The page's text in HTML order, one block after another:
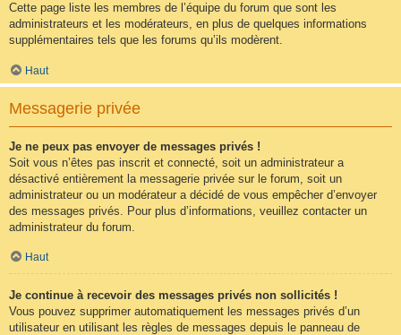
Cette page liste les membres de l’équipe du forum que sont les
administrateurs et les modérateurs, en plus de quelques informations
supplémentaires tels que les forums qu’ils modèrent.
Haut
Messagerie privée
Je ne peux pas envoyer de messages privés !
Soit vous n’êtes pas inscrit et connecté, soit un administrateur a
désactivé entièrement la messagerie privée sur le forum, soit un
administrateur ou un modérateur a décidé de vous empêcher d’envoyer
des messages privés. Pour plus d’informations, veuillez contacter un
administrateur du forum.
Haut
Je continue à recevoir des messages privés non sollicités !
Vous pouvez supprimer automatiquement les messages privés d’un
utilisateur en utilisant les règles de messages depuis le panneau de